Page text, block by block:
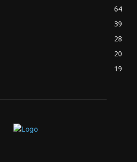
64
39
28
20
19